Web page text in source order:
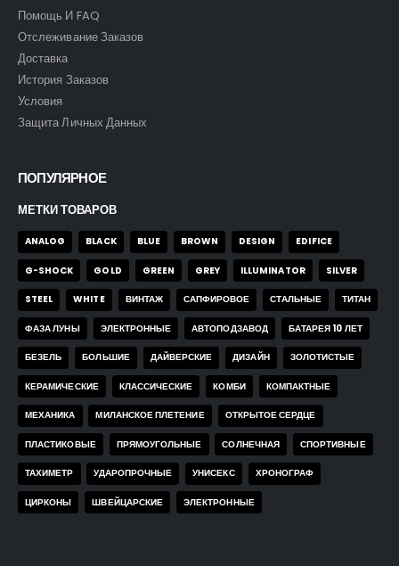
Помощь И FAQ
Отслеживание Заказов
Доставка
История Заказов
Условия
Защита Личных Данных
ПОПУЛЯРНОЕ
МЕТКИ ТОВАРОВ
ANALOG BLACK BLUE BROWN DESIGN EDIFICE
G-SHOCK GOLD GREEN GREY ILLUMINATOR SILVER
STEEL WHITE ВИНТАЖ САПФИРОВОЕ СТАЛЬНЫЕ ТИТАН
ФАЗА ЛУНЫ ЭЛЕКТРОННЫЕ АВТОПОДЗАВОД БАТАРЕЯ 10 ЛЕТ
БЕЗЕЛЬ БОЛЬШИЕ ДАЙВЕРСКИЕ ДИЗАЙН ЗОЛОТИСТЫЕ
КЕРАМИЧЕСКИЕ КЛАССИЧЕСКИЕ КОМБИ КОМПАКТНЫЕ
МЕХАНИКА МИЛАНСКОЕ ПЛЕТЕНИЕ ОТКРЫТОЕ СЕРДЦЕ
ПЛАСТИКОВЫЕ ПРЯМОУГОЛЬНЫЕ СОЛНЕЧНАЯ СПОРТИВНЫЕ
ТАХИМЕТР УДАРОПРОЧНЫЕ УНИСЕКС ХРОНОГРАФ
ЦИРКОНЫ ШВЕЙЦАРСКИЕ ЭЛЕКТРОННЫЕ